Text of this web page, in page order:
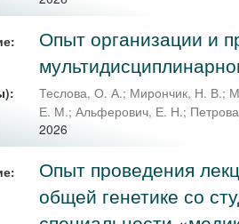
Опыт организации и
Теслова, О. А.; Мирончик, Н. В.;
Е. М.;Альферович, Е. Н.;
2026
Опыт проведения
общей генетике со